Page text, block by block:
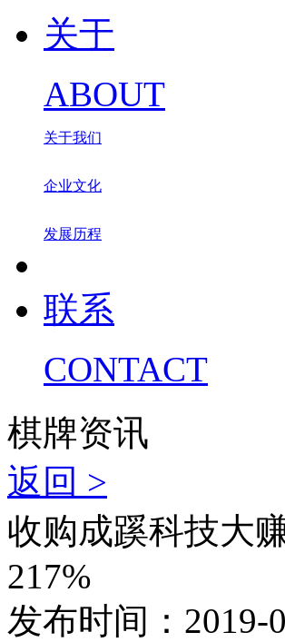
关于
ABOUT
关于我们
企业文化
发展历程
联系
CONTACT
棋牌资讯
返回 >
收购成蹊科技大
217%
发布时间：2019-